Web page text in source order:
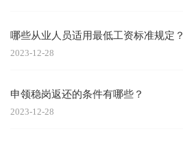
哪些从业人员适用最低工资标准规定？
2023-12-28
申领稳岗返还的条件有哪些？
2023-12-28